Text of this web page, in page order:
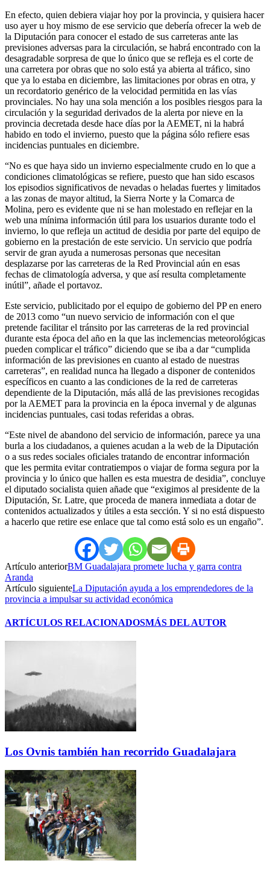
En efecto, quien debiera viajar hoy por la provincia, y quisiera hacer
uso ayer u hoy mismo de ese servicio que debería ofrecer la web de
la Diputación para conocer el estado de sus carreteras ante las
previsiones adversas para la circulación, se habrá encontrado con la
desagradable sorpresa de que lo único que se refleja es el corte de
una carretera por obras que no solo está ya abierta al tráfico, sino
que ya lo estaba en diciembre, las limitaciones por obras en otra, y
un recordatorio genérico de la velocidad permitida en las vías
provinciales. No hay una sola mención a los posibles riesgos para la
circulación y la seguridad derivados de la alerta por nieve en la
provincia decretada desde hace días por la AEMET, ni la habrá
habido en todo el invierno, puesto que la página sólo refiere esas
incidencias puntuales en diciembre.
“No es que haya sido un invierno especialmente crudo en lo que a
condiciones climatológicas se refiere, puesto que han sido escasos
los episodios significativos de nevadas o heladas fuertes y limitados
a las zonas de mayor altitud, la Sierra Norte y la Comarca de
Molina, pero es evidente que ni se han molestado en reflejar en la
web una mínima información útil para los usuarios durante todo el
invierno, lo que refleja un actitud de desidia por parte del equipo de
gobierno en la prestación de este servicio. Un servicio que podría
servir de gran ayuda a numerosas personas que necesitan
desplazarse por las carreteras de la Red Provincial aún en esas
fechas de climatología adversa, y que así resulta completamente
inútil”, añade el portavoz.
Este servicio, publicitado por el equipo de gobierno del PP en enero
de 2013 como “un nuevo servicio de información con el que
pretende facilitar el tránsito por las carreteras de la red provincial
durante esta época del año en la que las inclemencias meteorológicas
pueden complicar el tráfico” diciendo que se iba a dar “cumplida
información de las previsiones en cuanto al estado de nuestras
carreteras”, en realidad nunca ha llegado a disponer de contenidos
específicos en cuanto a las condiciones de la red de carreteras
dependiente de la Diputación, más allá de las previsiones recogidas
por la AEMET para la provincia en la época invernal y de algunas
incidencias puntuales, casi todas referidas a obras.
“Este nivel de abandono del servicio de información, parece ya una
burla a los ciudadanos, a quienes acudan a la web de la Diputación
o a sus redes sociales oficiales tratando de encontrar información
que les permita evitar contratiempos o viajar de forma segura por la
provincia y lo único que hallen es esta muestra de desidia”, concluye
el diputado socialista quien añade que “exigimos al presidente de la
Diputación, Sr. Latre, que proceda de manera inmediata a dotar de
contenidos actualizados y útiles a esta sección. Y si no está dispuesto
a hacerlo que retire ese enlace que tal como está solo es un engaño”.
Artículo anteriorBM Guadalajara promete lucha y garra contra
Aranda
Artículo siguienteLa Diputación ayuda a los emprendedores de la
provincia a impulsar su actividad económica
ARTÍCULOS RELACIONADOSMÁS DEL AUTOR
Los Ovnis también han recorrido Guadalajara